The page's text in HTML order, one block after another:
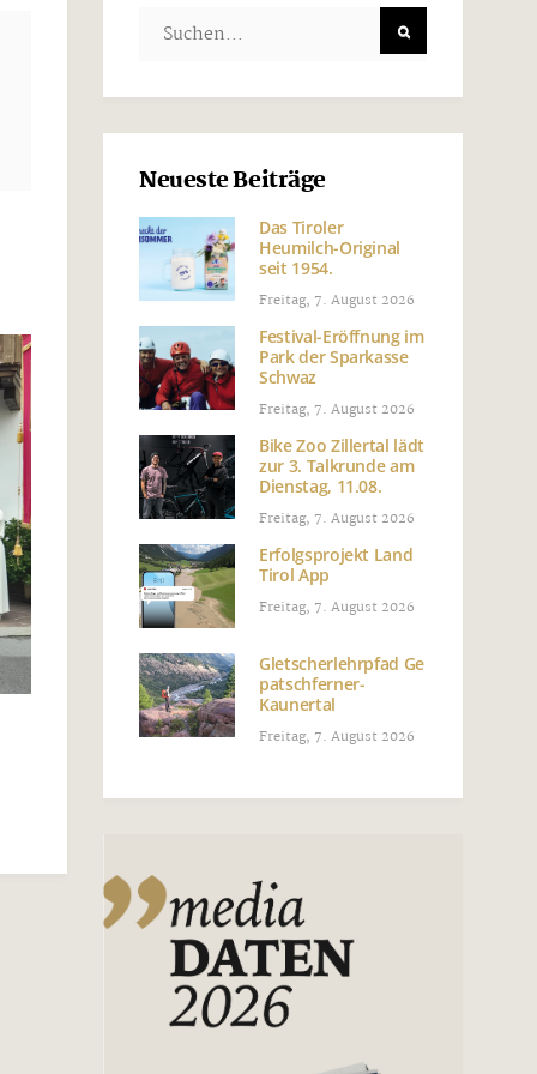
Neueste Beiträge
Das Tiroler
Heumilch-Original
seit 1954.
Freitag, 7. August 2026
Festival-Eröffnung im
Park der Sparkasse
Schwaz
Freitag, 7. August 2026
Bike Zoo Zillertal lädt
zur 3. Talkrunde am
Dienstag, 11.08.
Freitag, 7. August 2026
Erfolgsprojekt Land
Tirol App
Freitag, 7. August 2026
Gletscherlehrpfad Ge
patschferner-
Kaunertal
Freitag, 7. August 2026